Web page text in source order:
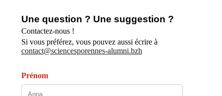
Une question ? Une suggestion ?
Contactez-nous !
Si vous préférez, vous pouvez aussi écrire à
contact@sciencesporennes-alumni.bzh
Prénom